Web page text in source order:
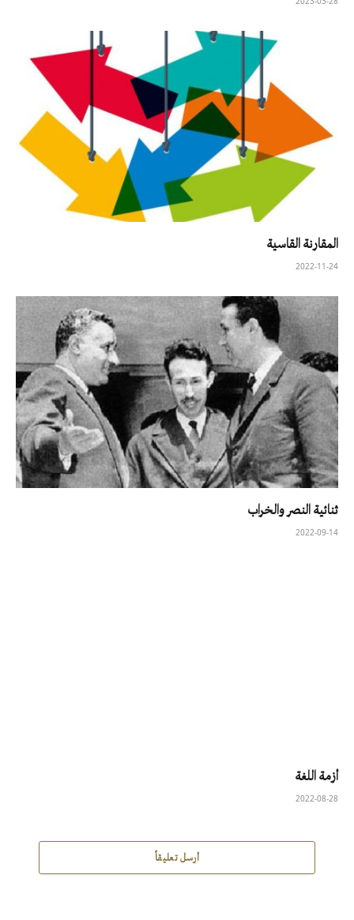
المقارنة القاسية
2022-11-24
ثنائية النصر والخراب
2022-09-14
أزمة اللغة
2022-08-28
أرسل تعليقاً